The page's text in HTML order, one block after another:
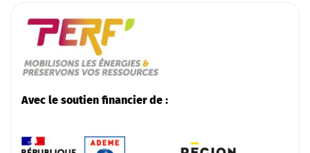
Avec le soutien financier de :